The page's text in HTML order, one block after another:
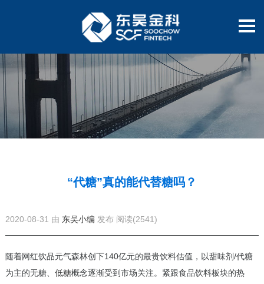
“代糖”真的能代替糖吗？
2020-08-31 由 东吴小编 发布 阅读(2541)
随着网红饮品元气森林创下140亿元的最贵饮料估值，以甜味剂/代糖
为主的无糖、 低糖概念逐渐受到市场关注。紧跟食品饮料板块的热